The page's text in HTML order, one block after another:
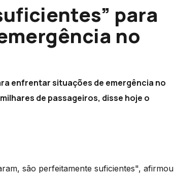
para
no
enfrentar situações de emergência no
de passageiros, disse hoje o
são perfeitamente suficientes", afirmou